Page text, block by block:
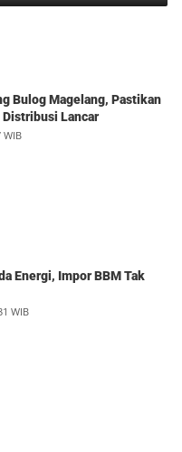
Bulog Magelang, Pastikan
Distribusi Lancar
WIB
Energi, Impor BBM Tak
WIB